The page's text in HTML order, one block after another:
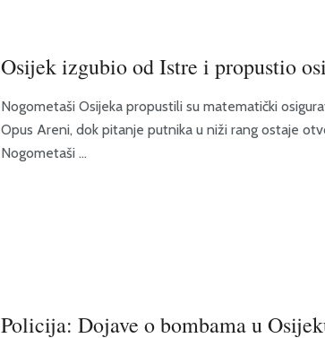
Osijek izgubio od Istre i propustio
Nogometaši Osijeka propustili su matematički
Opus Areni, dok pitanje putnika u niži rang ostaje
Nogometaši ...
Policija: Dojave o bombama u